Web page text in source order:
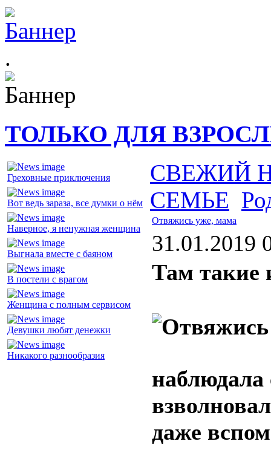
.
ТОЛЬКО ДЛЯ
Греховные приключения
Вот ведь зараза, все думки о нём
Наверное, я ненужная женщина
Выгнала вместе с баяном
В постели с врагом
Женщина с полным сервисом
Девушки любят денежки
Никакого разнообразия
СВЕЖИЙ
СЕМЬЕ
Отвяжись уже, мама
31.01.2019
Там такие
даже